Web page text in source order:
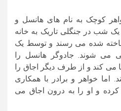
کوچک به نام های هانسل و
شب در جنگلی تاریک به خانه
شده می رسند و توسط یک
می شوند. جادوگر هانسل را
می کند و از طرف دیگر اجاق را
اما خواهر و برادر با همکاری
کرده و او را به درون اجاق می